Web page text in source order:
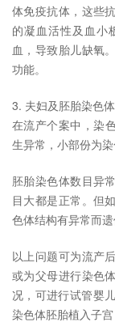
体免疫抗体，这些
的凝血活性及血小
血，导致胎儿缺氧
功能。
3. 夫妇及胚胎染色
在流产个案中，染
生异常，小部份为染
胚胎染色体数目异
目大都是正常。但
色体结构有异常而遗
以上问题可为流产
或为父母进行染色
况，可进行试管婴
染色体胚胎植入子